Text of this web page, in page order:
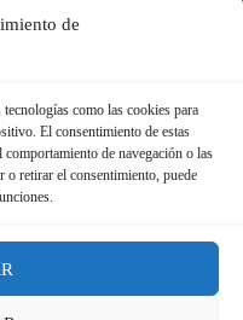
de
como las cookies para
El consentimiento de estas
de navegación o las
o retirar el consentimiento, puede